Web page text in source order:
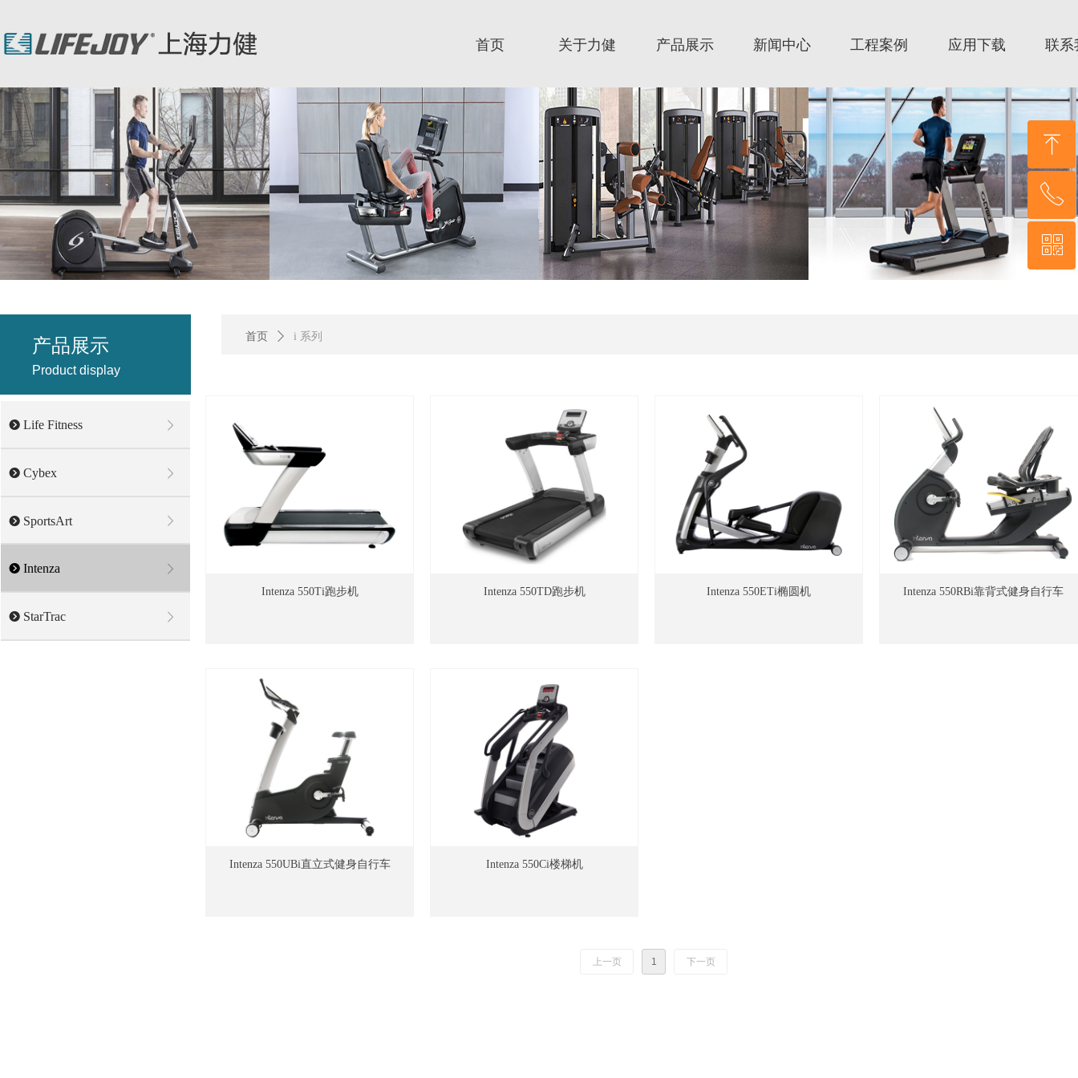
首页 关于力健 产品展示 新闻中心 工程案例 应用下载 联系
首页 ꄲ i 系列
Intenza 550Ti跑步机 Intenza 550TD跑步机 Intenza 550ETi椭圆机 Intenza 550RBi靠背式健身自行车
Intenza 550UBi直立式健身自行车 Intenza 550Ci楼梯机
上一页 1 下一页
产品展示
Product display
뀹 Life Fitness
뀹 Cybex
뀹 SportsArt
뀹 Intenza
뀹 StarTrac
ꁸ
回到顶部
ꂅ
021-56556083
ꀥ